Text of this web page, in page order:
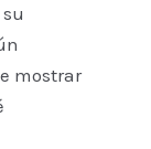
mostrar